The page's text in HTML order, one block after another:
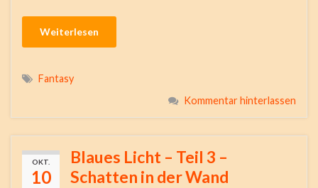
Weiterlesen
Fantasy
Kommentar hinterlassen
OKT.
10
Blaues Licht – Teil 3 –
Schatten in der Wand